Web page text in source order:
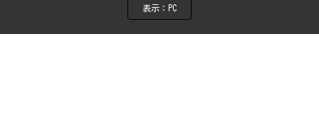
表示：PC